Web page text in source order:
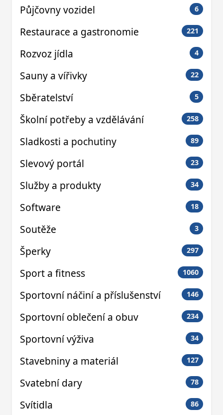
Půjčovny vozidel 6
Restaurace a gastronomie 221
Rozvoz jídla 4
Sauny a vířivky 22
Sběratelství 5
Školní potřeby a vzdělávání 258
Sladkosti a pochutiny 89
Slevový portál 23
Služby a produkty 34
Software 18
Soutěže 3
Šperky 297
Sport a fitness 1060
Sportovní náčiní a příslušenství 146
Sportovní oblečení a obuv 234
Sportovní výživa 34
Stavebniny a materiál 127
Svatební dary 78
Svítidla 86